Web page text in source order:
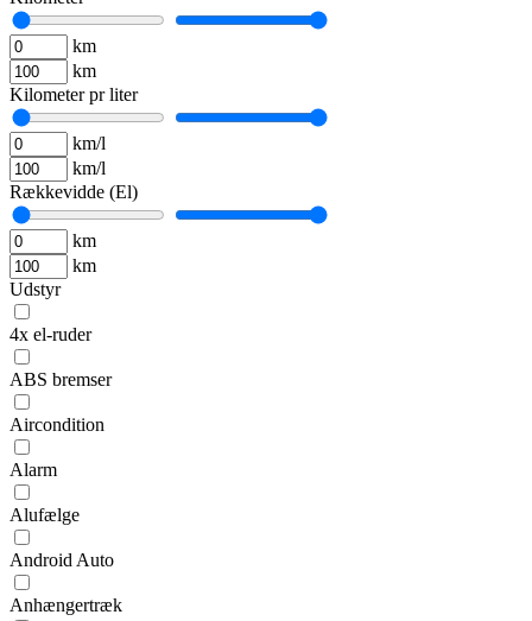
km
km
Kilometer pr liter
km/l
km/l
Rækkevidde (El)
km
km
Udstyr
4x el-ruder
ABS bremser
Aircondition
Alarm
Alufælge
Android Auto
Anhængertræk